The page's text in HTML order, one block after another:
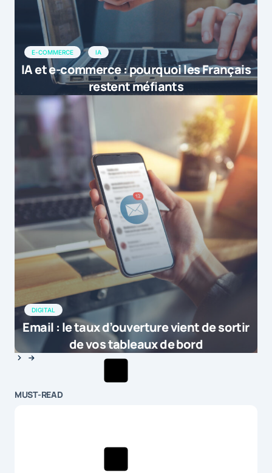
E-COMMERCE IA
IA et e-commerce : pourquoi les Français
restent méfiants
DIGITAL
Email : le taux d’ouverture vient de sortir
de vos tableaux de bord
MUST-READ